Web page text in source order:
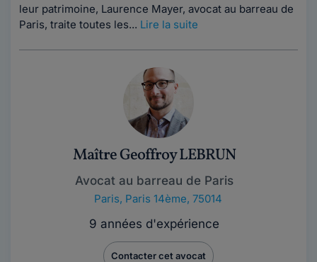
leur patrimoine, Laurence Mayer, avocat au barreau de
Paris, traite toutes les... Lire la suite
Maître Geoffroy LEBRUN
Avocat au barreau de Paris
Paris, Paris 14ème, 75014
9 années d'expérience
Contacter cet avocat